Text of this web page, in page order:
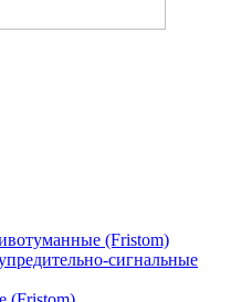
(Fristom)
сигнальные